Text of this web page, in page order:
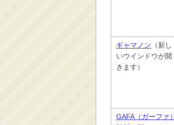
ギャマノン （新し
いウインドウが開
きます）
GAFA（ガーファ）